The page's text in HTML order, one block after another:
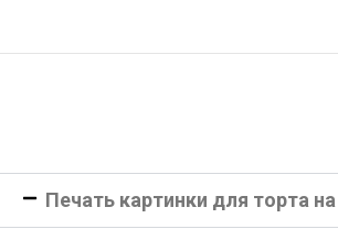
Печать картинки для торта